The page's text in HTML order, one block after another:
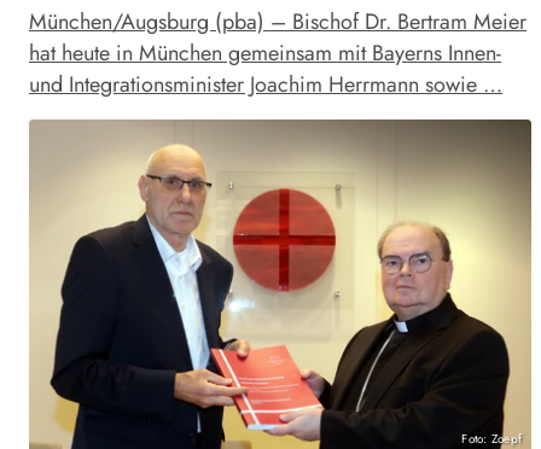
München/Augsburg (pba) – Bischof Dr. Bertram Meier
hat heute in München gemeinsam mit Bayerns Innen-
und Integrationsminister Joachim Herrmann sowie …
Foto: Zoepf